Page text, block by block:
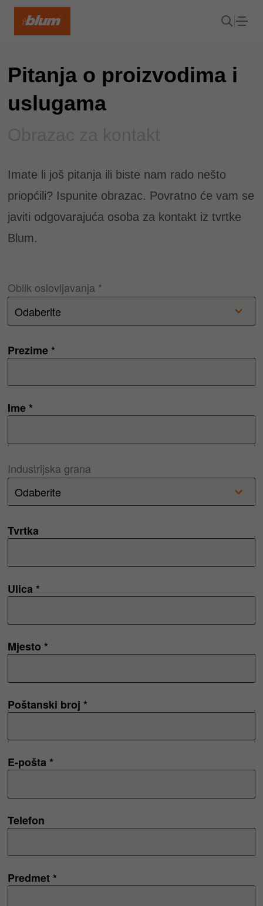
Pitanja o proizvodima i
uslugama
Imate li još pitanja ili biste nam rado nešto
priopćili? Ispunite obrazac. Povratno će vam se
javiti odgovarajuća osoba za kontakt iz tvrtke
Blum.
Oblik oslovljavanja *
Prezime *
Ime *
Industrijska grana
Tvrtka
Ulica *
Mjesto *
Poštanski broj *
E-pošta *
Telefon
Predmet *